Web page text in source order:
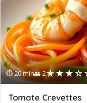
⏱ 20 min👥 2
Tomate Crevettes